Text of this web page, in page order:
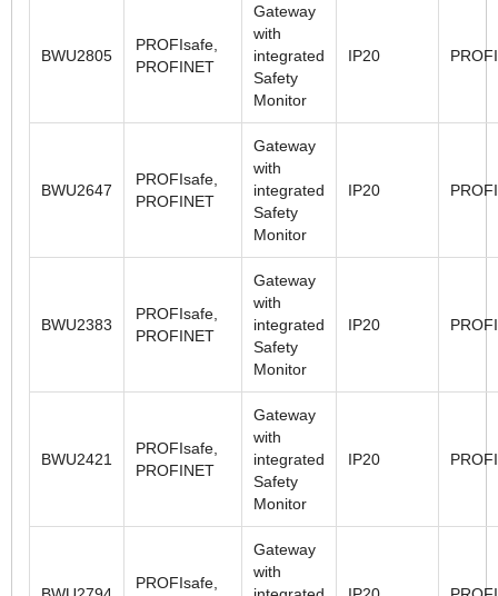
BWU2805
PROFIsafe,
PROFINET
Gateway
with
integrated
Safety
Monitor
IP20
BWU2647
PROFIsafe,
PROFINET
Gateway
with
integrated
Safety
Monitor
IP20
BWU2383
PROFIsafe,
PROFINET
Gateway
with
integrated
Safety
Monitor
IP20
BWU2421
PROFIsafe,
PROFINET
Gateway
with
integrated
Safety
Monitor
IP20
PROFIsafe,
Gateway
with